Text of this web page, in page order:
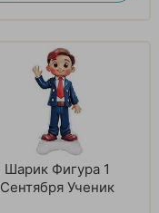
Шарик Фигура 1
Сентября Ученик